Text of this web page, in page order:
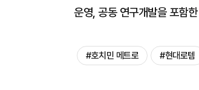
운영, 공동 연구개발을 포함
#호치민 메트로 #현대로템